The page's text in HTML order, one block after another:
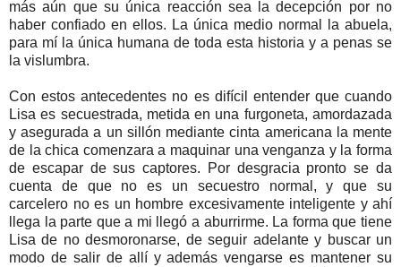
más aún que su única reacción sea la decepción por no
haber confiado en ellos. La única medio normal la abuela,
para mí la única humana de toda esta historia y a penas se
la vislumbra.
Con estos antecedentes no es difícil entender que cuando
Lisa es secuestrada, metida en una furgoneta, amordazada
y asegurada a un sillón mediante cinta americana la mente
de la chica comenzara a maquinar una venganza y la forma
de escapar de sus captores. Por desgracia pronto se da
cuenta de que no es un secuestro normal, y que su
carcelero no es un hombre excesivamente inteligente y ahí
llega la parte que a mi llegó a aburrirme. La forma que tiene
Lisa de no desmoronarse, de seguir adelante y buscar un
modo de salir de allí y además vengarse es mantener su